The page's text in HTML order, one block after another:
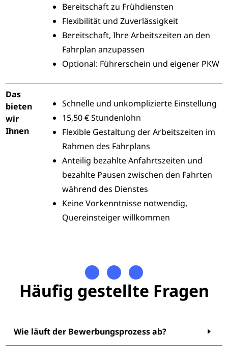
Bereitschaft zu Frühdiensten
Flexibilität und Zuverlässigkeit
Bereitschaft, Ihre Arbeitszeiten an den
Fahrplan anzupassen
Optional: Führerschein und eigener PKW
Das
bieten
wir
Ihnen
Schnelle und unkomplizierte Einstellung
15,50 € Stundenlohn
Flexible Gestaltung der Arbeitszeiten im
Rahmen des Fahrplans
Anteilig bezahlte Anfahrtszeiten und
bezahlte Pausen zwischen den Fahrten
während des Dienstes
Keine Vorkenntnisse notwendig,
Quereinsteiger willkommen
Häufig gestellte Fragen
Wie läuft der Bewerbungsprozess ab?